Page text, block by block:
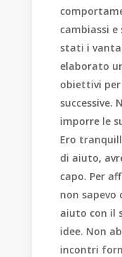
cambiassi e
stati i
elaborato
obiettivi
successive.
imporre le
Ero
di aiuto,
capo. Per
non sapevo
aiuto con il
idee. Non
incontri